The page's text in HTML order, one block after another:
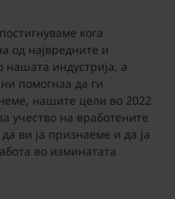
кога
од највредните и
нашата индустрија, а
помогнаа да ги
нашите цели во 2022
учество на вработените
ви ја признаеме и да ја
во изминатата